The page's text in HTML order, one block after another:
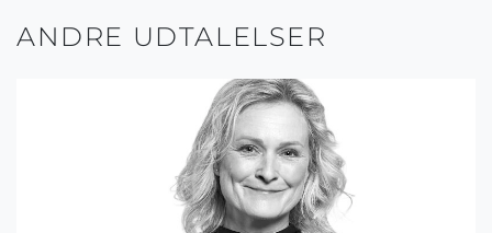
ANDRE UDTALELSER